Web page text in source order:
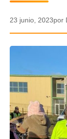
GALERIA
APP
23 junio, 2023por